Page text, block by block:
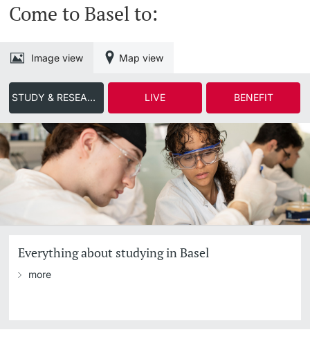
Come to Basel to:
STUDY & RESEARCH LIVE BENEFIT
Image view Map view
Everything about studying in Basel
more